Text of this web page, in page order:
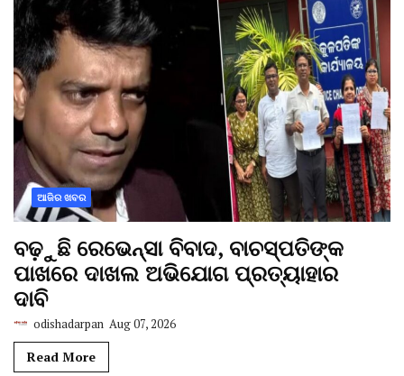
ଆଜିର ଖବର
ବଢ଼ୁଛି ରେଭେନ୍ସା ବିବାଦ, ବାଚସ୍ପତିଙ୍କ
ପାଖରେ ଦାଖଲ ଅଭିଯୋଗ ପ୍ରତ୍ୟାହାର
ଦାବି
odishadarpan Aug 07, 2026
Read More